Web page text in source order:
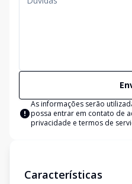
As informações serão
possa entrar em contato de
privacidade e termos de
Características